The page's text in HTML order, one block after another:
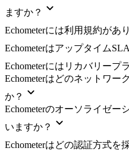
ますか？
Echometerには利用規約があ
Echometerはアップタイム
Echometerにはリカバリープ
Echometerはどのネットワー
か？
Echometerのオーソライゼー
いますか？
Echometerはどの認証方式を